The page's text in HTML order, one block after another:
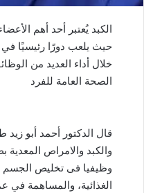
الكبد يُعتبر أحد أهم
حيث يلعب دورًا رئيسيًا
خلال أداء العديد من
الصحة العامة للفرد
قال الدكتور أحمد أبو
والكبد والامراص المعدية
وظيفيا فى تخليص الجسم
الغذائية، والمساهمة في